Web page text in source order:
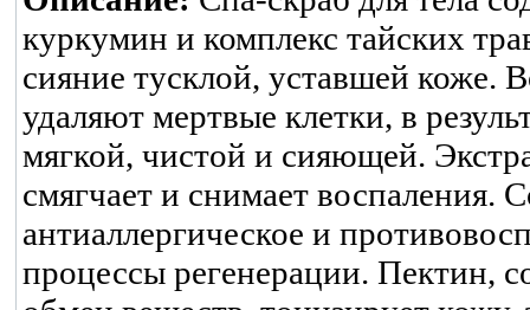
куркумин и комплекс тайских
сияние тусклой, уставшей
удаляют мертвые клетки, в
мягкой, чистой и сияющей.
смягчает и снимает воспаления.
антиаллергическое и
процессы регенерации. Пектин,